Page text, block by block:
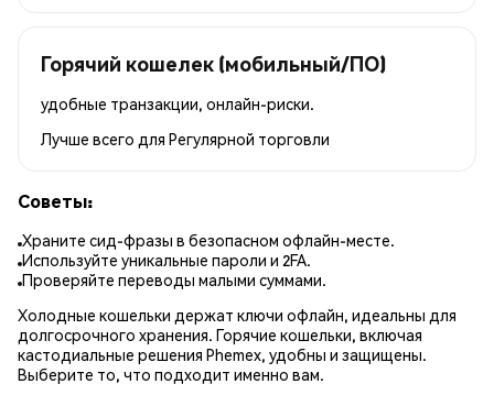
Горячий кошелек (мобильный/ПО)
удобные транзакции, онлайн-риски.
Лучше всего для Регулярной торговли
Советы:
Храните сид-фразы в безопасном офлайн-месте.
Используйте уникальные пароли и 2FA.
Проверяйте переводы малыми суммами.
Холодные кошельки держат ключи офлайн, идеальны для
долгосрочного хранения. Горячие кошельки, включая
кастодиальные решения Phemex, удобны и защищены.
Выберите то, что подходит именно вам.